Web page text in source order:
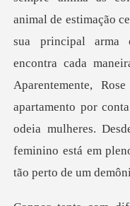
pal arma
encontra cada
Aparentemente,
apartamento por